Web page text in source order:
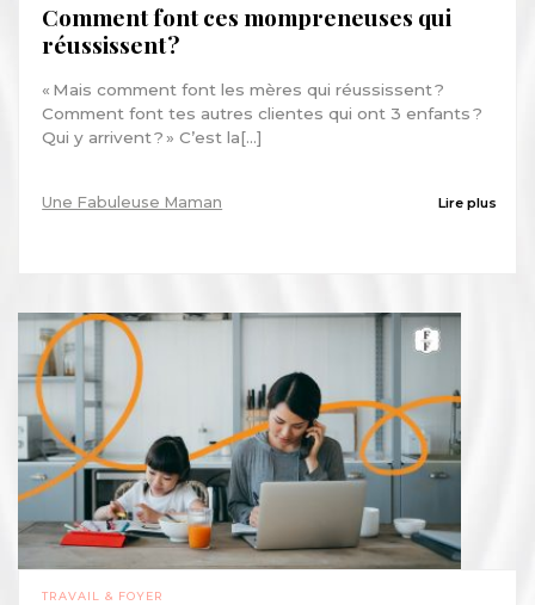
Comment font ces mompreneuses qui
réussissent ?
« Mais comment font les mères qui réussissent ?
Comment font tes autres clientes qui ont 3 enfants ?
Qui y arrivent ? » C’est la[...]
Une Fabuleuse Maman Lire plus
TRAVAIL & FOYER